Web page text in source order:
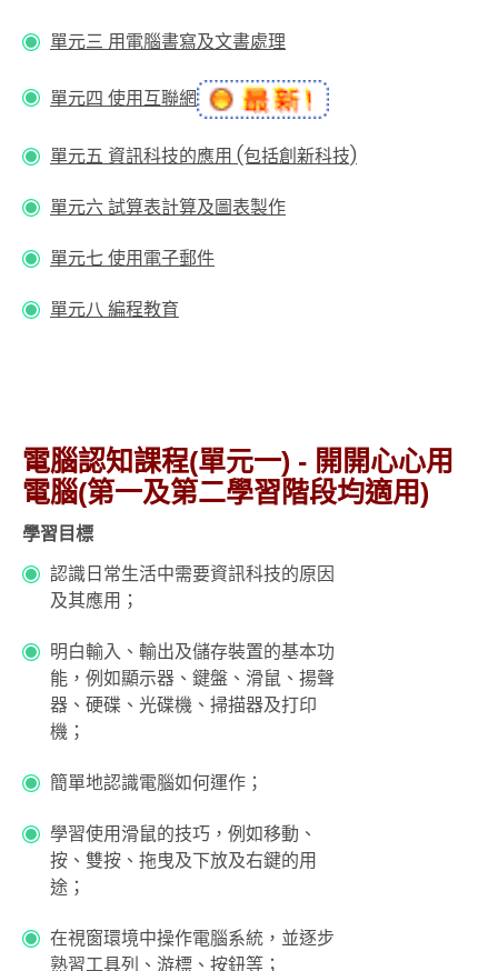
單元三 用電腦書寫及文書處理
單元四 使用互聯網
單元五 資訊科技的應用 (包括創新科技)
單元六 試算表計算及圖表製作
單元七 使用電子郵件
單元八 編程教育
電腦認知課程(單元一) - 開開心心用
電腦(第一及第二學習階段均適用)
學習目標
認識日常生活中需要資訊科技的原因
及其應用；
明白輸入、輸出及儲存裝置的基本功
能，例如顯示器、鍵盤、滑鼠、揚聲
器、硬碟、光碟機、掃描器及打印
機；
簡單地認識電腦如何運作；
學習使用滑鼠的技巧，例如移動、
按、雙按、拖曳及下放及右鍵的用
途；
在視窗環境中操作電腦系統，並逐步
熟習工具列、游標、按鈕等；